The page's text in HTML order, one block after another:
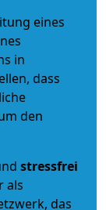
eines
in
dass
den
stressfrei
als
das